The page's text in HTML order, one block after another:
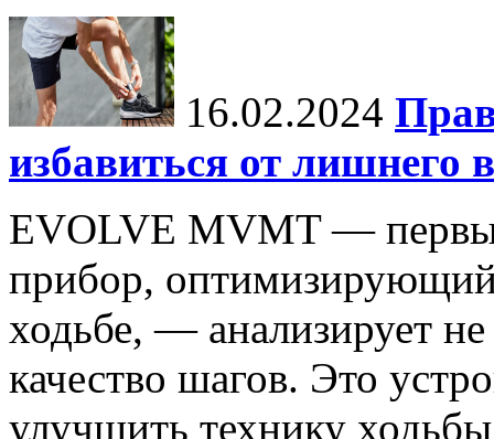
16.02.2024
избавиться от лишнего
EVOLVE MVMT —
прибор,
ходьбе, — анализирует
качество шагов. Это
улучшить технику